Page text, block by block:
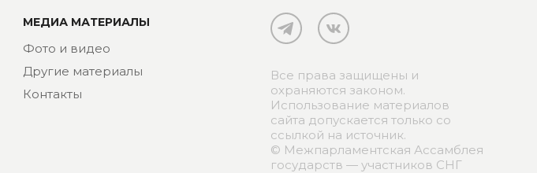
МЕДИА МАТЕРИАЛЫ
Фото и видео
Другие материалы
Контакты
Все права защищены и
охраняются законом.
Использование материалов
сайта допускается только со
ссылкой на источник.
© Межпарламентская Ассамблея
государств — участников СНГ